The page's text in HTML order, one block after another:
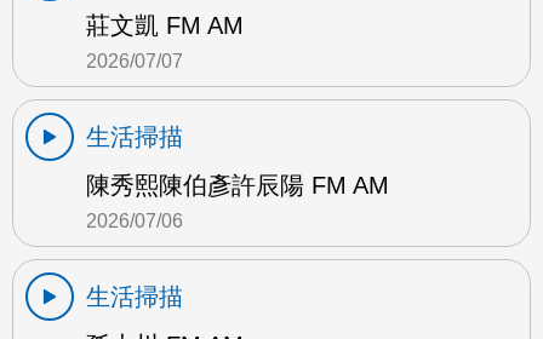
莊文凱 FM AM
2026/07/07
生活掃描
陳秀熙陳伯彥許辰陽 FM AM
2026/07/06
生活掃描